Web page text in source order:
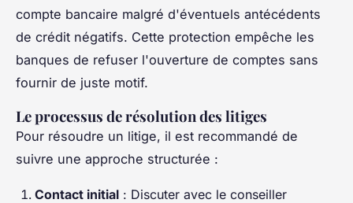
compte bancaire malgré d'éventuels antécédents
de crédit négatifs. Cette protection empêche les
banques de refuser l'ouverture de comptes sans
fournir de juste motif.
Le processus de résolution des litiges
Pour résoudre un litige, il est recommandé de
suivre une approche structurée :
Contact initial : Discuter avec le conseiller